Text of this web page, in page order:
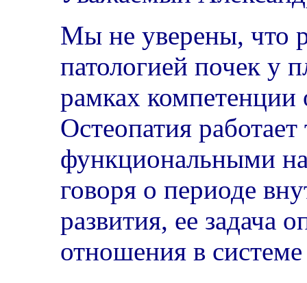
Мы не уверены, что
патологией почек у
рамках компетенции
Остеопатия работает
функциональными
говоря о периоде
развития, ее задача
отношения в